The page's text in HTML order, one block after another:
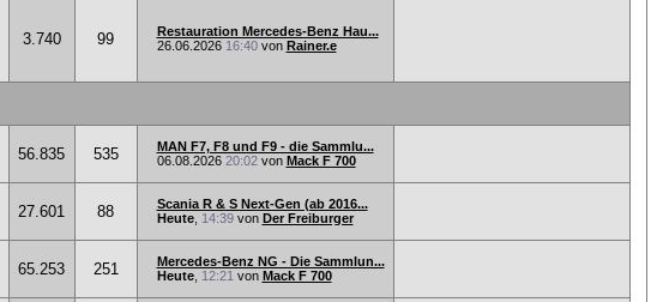
3.740 99
Restauration Mercedes-Benz Hau...
26.06.2026 16:40von Rainer.e
56.835 535
MAN F7, F8 und F9 - die Sammlu...
06.08.2026 20:02von Mack F 700
27.601 88
Scania R & S Next-Gen (ab 2016...
Heute, 14:39von Der Freiburger
65.253 251
Mercedes-Benz NG - Die Sammlun...
Heute, 12:21 von Mack F 700